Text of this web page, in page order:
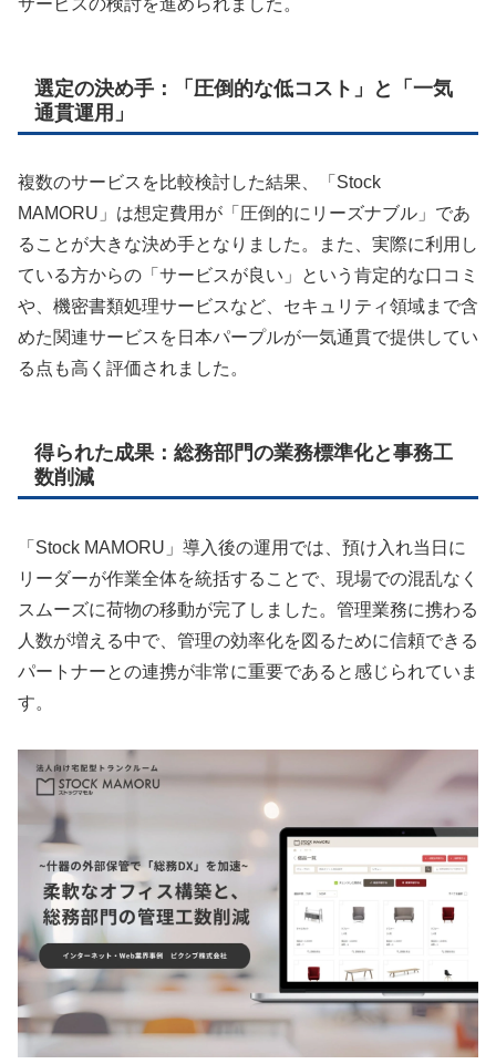
サービスの検討を進められました。
選定の決め手：「圧倒的な低コスト」と「一気
通貫運用」
複数のサービスを比較検討した結果、「Stock
MAMORU」は想定費用が「圧倒的にリーズナブル」であ
ることが大きな決め手となりました。また、実際に利用し
ている方からの「サービスが良い」という肯定的な口コミ
や、機密書類処理サービスなど、セキュリティ領域まで含
めた関連サービスを日本パープルが一気通貫で提供してい
る点も高く評価されました。
得られた成果：総務部門の業務標準化と事務工
数削減
「Stock MAMORU」導入後の運用では、預け入れ当日に
リーダーが作業全体を統括することで、現場での混乱なく
スムーズに荷物の移動が完了しました。管理業務に携わる
人数が増える中で、管理の効率化を図るために信頼できる
パートナーとの連携が非常に重要であると感じられていま
す。